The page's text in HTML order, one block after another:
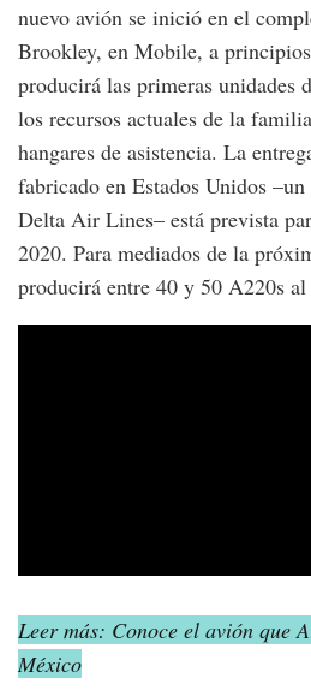
nuevo avión se inició en el
Brookley, en Mobile, a
producirá las primeras unidades
los recursos actuales de la
hangares de asistencia. La
fabricado en Estados Unidos
Delta Air Lines– está prevista
2020. Para mediados de la
producirá entre 40 y 50 A220s al
Leer más: Conoce el avión que
México